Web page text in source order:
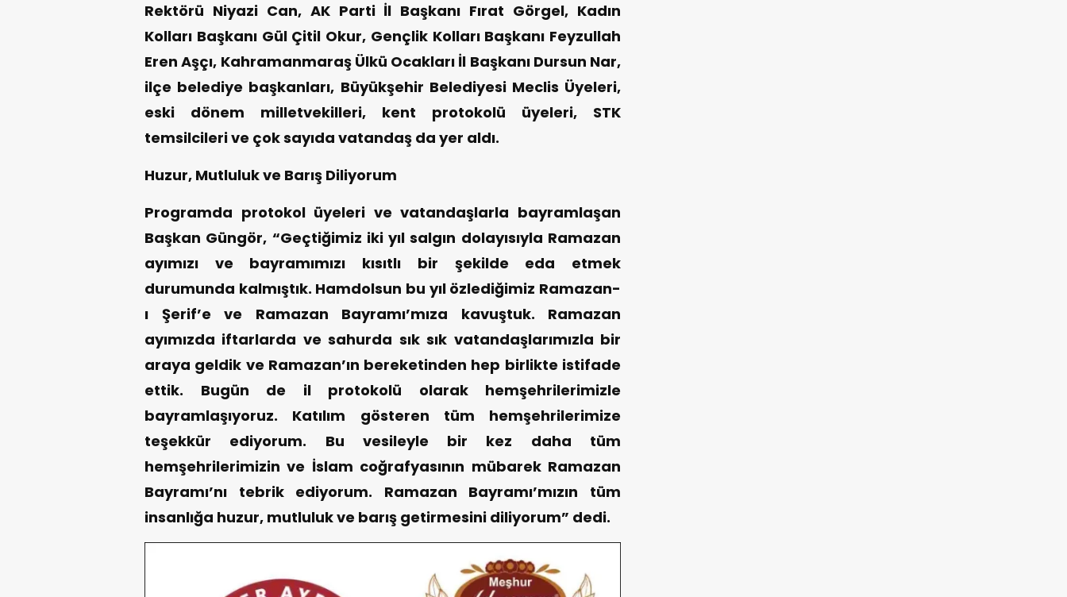
Rektörü Niyazi Can, AK Parti İl Başkanı Fırat Görgel, Kadın
Kolları Başkanı Gül Çitil Okur, Gençlik Kolları Başkanı Feyzullah
Eren Aşçı, Kahramanmaraş Ülkü Ocakları İl Başkanı Dursun Nar,
ilçe belediye başkanları, Büyükşehir Belediyesi Meclis Üyeleri,
eski dönem milletvekilleri, kent protokolü üyeleri, STK
temsilcileri ve çok sayıda vatandaş da yer aldı.
Huzur, Mutluluk ve Barış Diliyorum
Programda protokol üyeleri ve vatandaşlarla bayramlaşan
Başkan Güngör, “Geçtiğimiz iki yıl salgın dolayısıyla Ramazan
ayımızı ve bayramımızı kısıtlı bir şekilde eda etmek
durumunda kalmıştık. Hamdolsun bu yıl özlediğimiz Ramazan-
ı Şerif’e ve Ramazan Bayramı’mıza kavuştuk. Ramazan
ayımızda iftarlarda ve sahurda sık sık vatandaşlarımızla bir
araya geldik ve Ramazan’ın bereketinden hep birlikte istifade
ettik. Bugün de il protokolü olarak hemşehrilerimizle
bayramlaşıyoruz. Katılım gösteren tüm hemşehrilerimize
teşekkür ediyorum. Bu vesileyle bir kez daha tüm
hemşehrilerimizin ve İslam coğrafyasının mübarek Ramazan
Bayramı’nı tebrik ediyorum. Ramazan Bayramı’mızın tüm
insanlığa huzur, mutluluk ve barış getirmesini diliyorum” dedi.